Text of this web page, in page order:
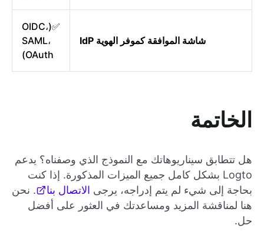
شاشة الموافقة كموفر الهوية IdP
✅(OIDC،
SAML،
OAuth)
الخاتمة
هل تتطابق سيناريوهاتك مع النموذج الذي وصفناه؟ يدعم
Logto بشكل كامل جميع الميزات المذكورة. إذا كنت
بحاجة إلى شيء لم يتم إدراجه، يرجى الاتصال بنا
. نحن
هنا لمناقشة المزيد ومساعدتك في العثور على أفضل
حل.